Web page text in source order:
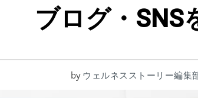
ブログ・
by ウェルネスストーリー編集